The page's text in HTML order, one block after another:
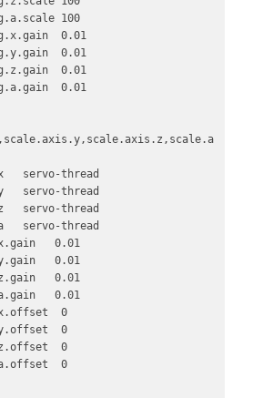
100
0.01
0.01
0.01
0.01
servo-thread
servo-thread
servo-thread
servo-thread
0.01
0.01
0.01
0.01
0
0
0
0